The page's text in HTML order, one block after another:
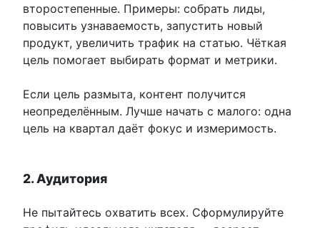
второстепенные. Примеры: собрать лиды,
повысить узнаваемость, запустить новый
продукт, увеличить трафик на статью. Чёткая
цель помогает выбирать формат и метрики.
Если цель размыта, контент получится
неопределённым. Лучше начать с малого: одна
цель на квартал даёт фокус и измеримость.
2. Аудитория
Не пытайтесь охватить всех. Сформулируйте